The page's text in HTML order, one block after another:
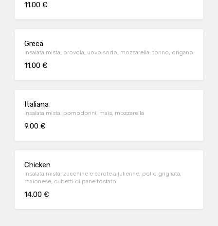
11.00 €
Greca
Insalata mista, provola, uovo sodo, mozzarella, tonno, origano
11.00 €
Italiana
Insalata mista, pomodorini, mais, mozzarella
9.00 €
Chicken
Insalata mista, zucchine e carote a julienne, pollo grigliata,
maionese, cubetti di pane tostato
14.00 €